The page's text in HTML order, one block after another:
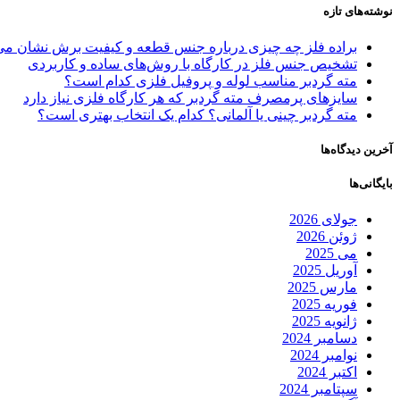
نوشته‌های تازه
براده فلز چه چیزی درباره جنس قطعه و کیفیت برش نشان
تشخیص جنس فلز در کارگاه با روش‌های ساده و کاربردی
مته گردبر مناسب لوله و پروفیل فلزی کدام است؟
سایزهای پرمصرف مته گردبر که هر کارگاه فلزی نیاز دارد
مته گردبر چینی یا آلمانی؟ کدام یک انتخاب بهتری است؟
آخرین دیدگاه‌ها
بایگانی‌ها
جولای 2026
ژوئن 2026
می 2025
آوریل 2025
مارس 2025
فوریه 2025
ژانویه 2025
دسامبر 2024
نوامبر 2024
اکتبر 2024
سپتامبر 2024